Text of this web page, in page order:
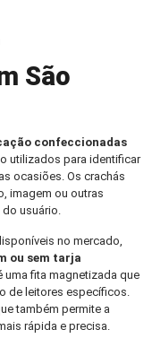
São
confeccionadas
utilizados para identificar
ocasiões. Os crachás
imagem ou outras
usuário.
no mercado,
ou sem tarja
uma fita magnetizada que
de leitores específicos.
também permite a
rápida e precisa.